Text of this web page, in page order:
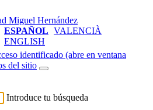
ESPAÑOL VALENCIÀ
ENGLISH
identificado (abre en ventana
del sitio
Introduce tu búsqueda